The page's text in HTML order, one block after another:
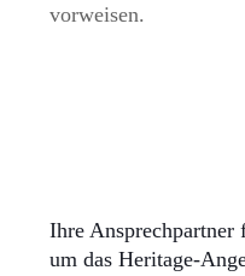
vorweisen.
Ihre Ansprechpartner
um das Heritage-